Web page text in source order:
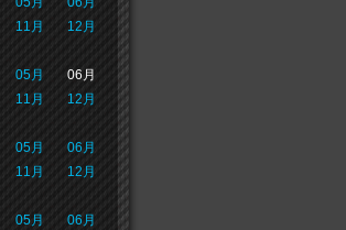
11月
12月
05月
06月
11月
12月
05月
06月
11月
12月
05月
06月